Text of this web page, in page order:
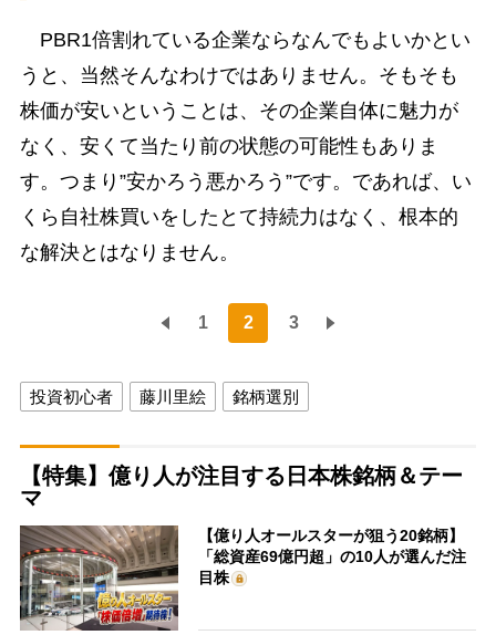
PBR1倍割れている企業ならなんでもよいかとい
うと、当然そんなわけではありません。そもそも
株価が安いということは、その企業自体に魅力が
なく、安くて当たり前の状態の可能性もありま
す。つまり”安かろう悪かろう”です。であれば、い
くら自社株買いをしたとて持続力はなく、根本的
な解決とはなりません。
1 2 3
投資初心者 藤川里絵 銘柄選別
【特集】億り人が注目する日本株銘柄＆テー
マ
【億り人オールスターが狙う20銘柄】
「総資産69億円超」の10人が選んだ注
目株